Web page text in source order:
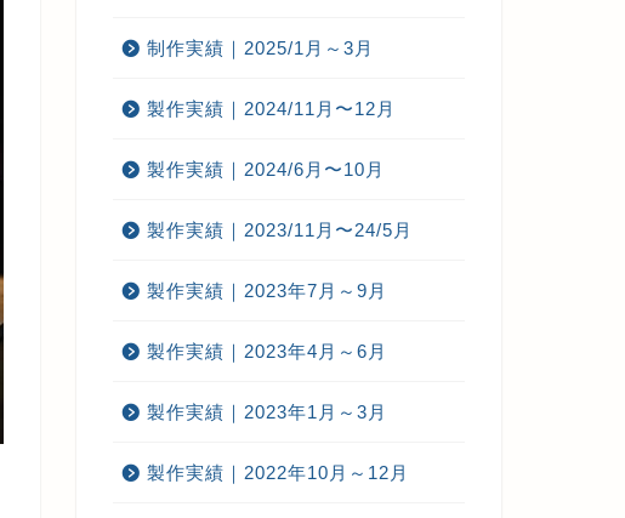
制作実績｜2025/1月～3月
製作実績｜2024/11月〜12月
製作実績｜2024/6月〜10月
製作実績｜2023/11月〜24/5月
製作実績｜2023年7月～9月
製作実績｜2023年4月～6月
製作実績｜2023年1月～3月
製作実績｜2022年10月～12月